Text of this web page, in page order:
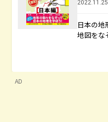
日本の
地図をな
AD